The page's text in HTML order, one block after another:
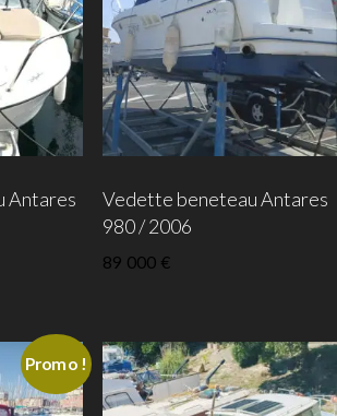
Antares
Vedette beneteau Antares
980 / 2006
89 000 €
Promo !